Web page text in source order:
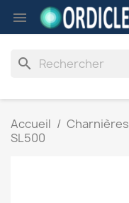

search
Accueil Charnières
SL500